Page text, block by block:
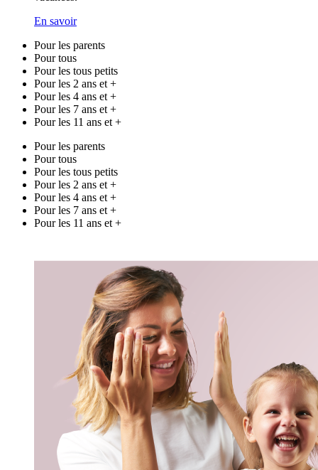
En savoir
Pour les parents
Pour tous
Pour les tous petits
Pour les 2 ans et +
Pour les 4 ans et +
Pour les 7 ans et +
Pour les 11 ans et +
Pour les parents
Pour tous
Pour les tous petits
Pour les 2 ans et +
Pour les 4 ans et +
Pour les 7 ans et +
Pour les 11 ans et +